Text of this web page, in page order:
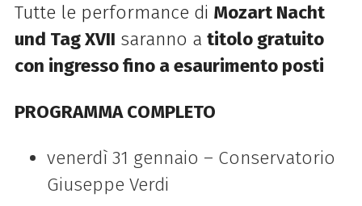
Tutte le performance di Mozart Nacht
und Tag XVII saranno a titolo gratuito
con ingresso fino a esaurimento posti
PROGRAMMA COMPLETO
venerdì 31 gennaio – Conservatorio
Giuseppe Verdi